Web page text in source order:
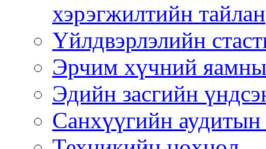
хэрэгжилтийн тайлан
Үйлдвэрлэлийн
Эрчим хүчний
Эдийн засгийн
Санхүүгийн аудитын